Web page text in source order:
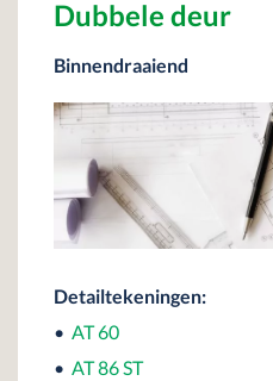
Dubbele deur
Binnendraaiend
Detailtekeningen:
• AT 60
• AT 86 ST